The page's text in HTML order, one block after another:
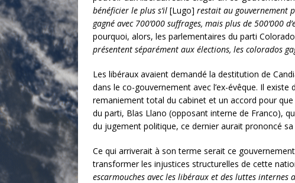
bénéficier le plus s’il [Lugo] restait au gouvernement
gagné avec 700’000 suffrages, mais plus de
pourquoi, alors, les parlementaires du parti
présentent séparément aux élections, les colorados
Les libéraux avaient demandé la destitution de
dans le co-gouvernement avec l’ex-évêque. Il
remaniement total du cabinet et un accord pour
du parti, Blas Llano (opposant interne de Franco),
du jugement politique, ce dernier aurait prononcé
Ce qui arriverait à son terme serait ce
transformer les injustices structurelles de cette
escarmouches avec les libéraux et des luttes internes